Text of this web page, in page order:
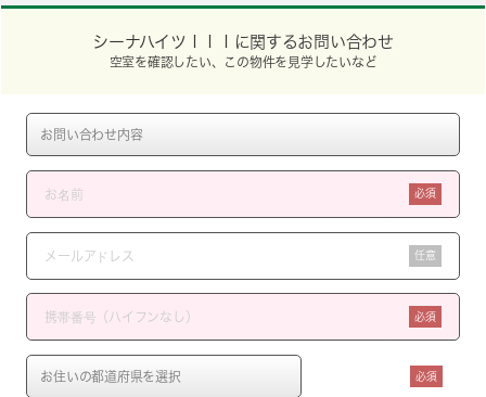
シーナハイツＩＩＩに関するお問い合わせ
空室を確認したい、この物件を見学したいなど
必須
任意
必須
必須